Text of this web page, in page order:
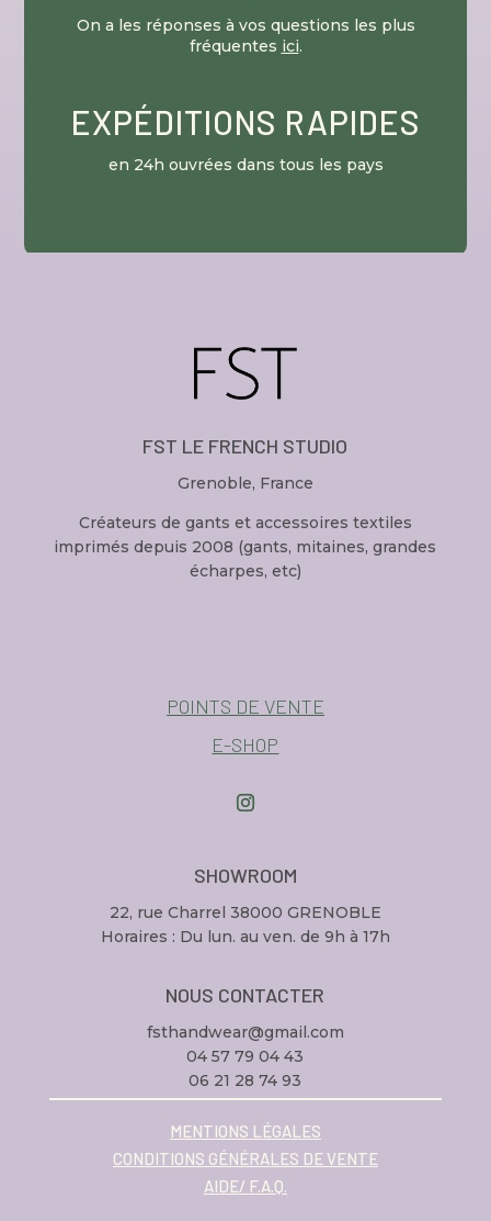
On a les réponses à vos questions les plus
fréquentes ici.
EXPÉDITIONS RAPIDES
en 24h ouvrées dans tous les pays
FST LE FRENCH STUDIO
Grenoble, France
Créateurs de gants et accessoires textiles
imprimés depuis 2008 (gants, mitaines, grandes
écharpes, etc)
POINTS DE VENTE
E-SHOP
SHOWROOM
22, rue Charrel 38000 GRENOBLE
Horaires : Du lun. au ven. de 9h à 17h
NOUS CONTACTER
fsthandwear@gmail.com
04 57 79 04 43
06 21 28 74 93
MENTIONS LÉGALES
CONDITIONS GÉNÉRALES DE VENTE
AIDE/ F.A.Q.